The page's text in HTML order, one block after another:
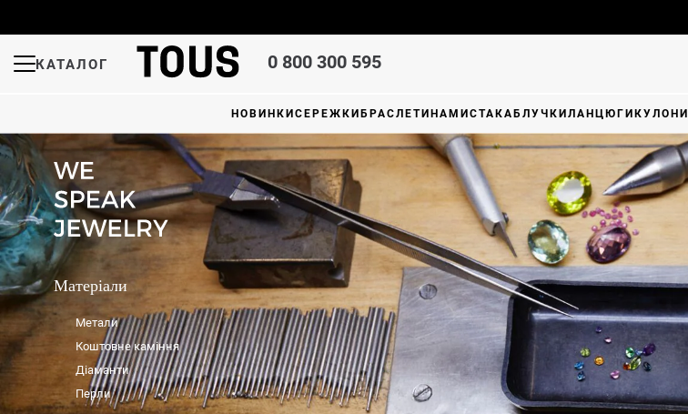
КАТАЛОГ 0 800 300 595
НОВИНКИ СЕРЕЖКИ БРАСЛЕТИ НАМИСТА КАБЛУЧКИ ЛАНЦЮГИ КУЛОНИ
Матеріали
Метали
Коштовне каміння
Діаманти
Перли